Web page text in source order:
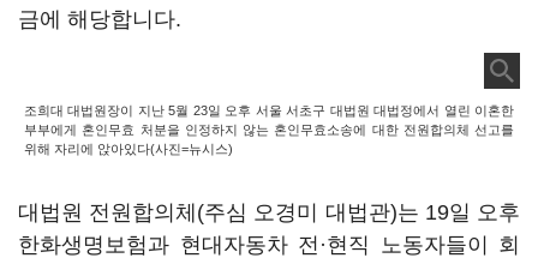
금에 해당합니다.
조희대 대법원장이 지난 5월 23일 오후 서울 서초구 대법원 대법정에서 열린 이혼한
부부에게 혼인무효 처분을 인정하지 않는 혼인무효소송에 대한 전원합의체 선고를
위해 자리에 앉아있다(사진=뉴시스)
대법원 전원합의체(주심 오경미 대법관)는 19일 오후
한화생명보험과 현대자동차 전·현직 노동자들이 회